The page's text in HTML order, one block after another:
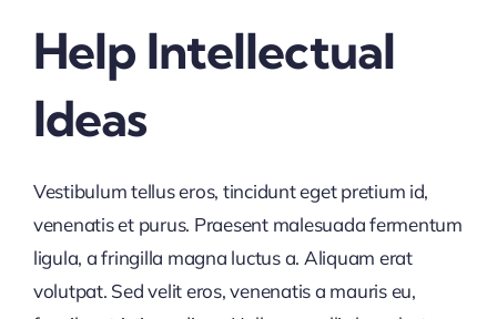
Help Intellectual
Ideas
Vestibulum tellus eros, tincidunt eget pretium id,
venenatis et purus. Praesent malesuada fermentum
ligula, a fringilla magna luctus a. Aliquam erat
volutpat. Sed velit eros, venenatis a mauris eu,